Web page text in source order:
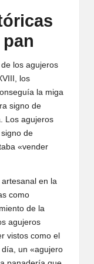
los agujeros
los
la miga
signo de
Los agujeros
de
«vender
en la
como
de la
agujeros
vistos como el
un «agujero